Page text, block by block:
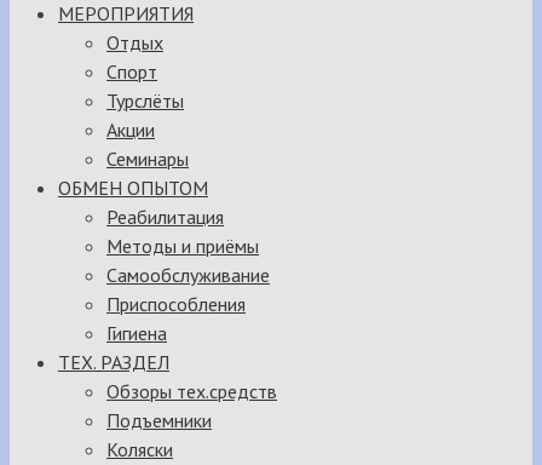
МЕРОПРИЯТИЯ
Отдых
Спорт
Турслёты
Акции
Семинары
ОБМЕН ОПЫТОМ
Реабилитация
Методы и приёмы
Самообслуживание
Приспособления
Гигиена
ТЕХ. РАЗДЕЛ
Обзоры тех.средств
Подъемники
Коляски